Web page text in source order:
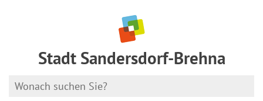
Stadt Sandersdorf-Brehna